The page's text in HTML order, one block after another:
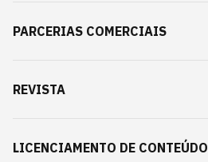
PARCERIAS COMERCIAIS
REVISTA
LICENCIAMENTO DE CONTEÚDO